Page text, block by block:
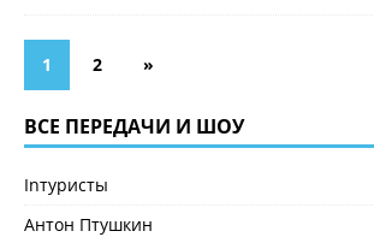
1 2 »
ВСЕ ПЕРЕДАЧИ И ШОУ
Inтуристы
Антон Птушкин